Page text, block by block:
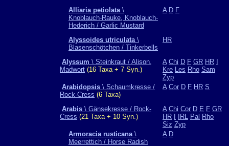
Alliaria petiolata\
Knoblauch-Rauke, Knoblauch-
Hederich / Garlic Mustard
A D F
Alyssoides utriculata\
Blasenschötchen / Tinkerbells
HR
Alyssum \ Steinkraut / Alison,
Madwort (16 Taxa + 7 Syn.)
A Chi D F GR HR
Kre Les Rho Sam
Zyp
Arabidopsis \ Schaumkresse /
Rock-Cress (6 Taxa)
A Cor D F HR S
Arabis \ Gänsekresse / Rock-
Cress (21 Taxa + 10 Syn.)
A Chi Cor D E F GR
HR
IRL Pal Rho
Siz Zyp
Armoracia rusticana\
Meerrettich / Horse Radish
A D